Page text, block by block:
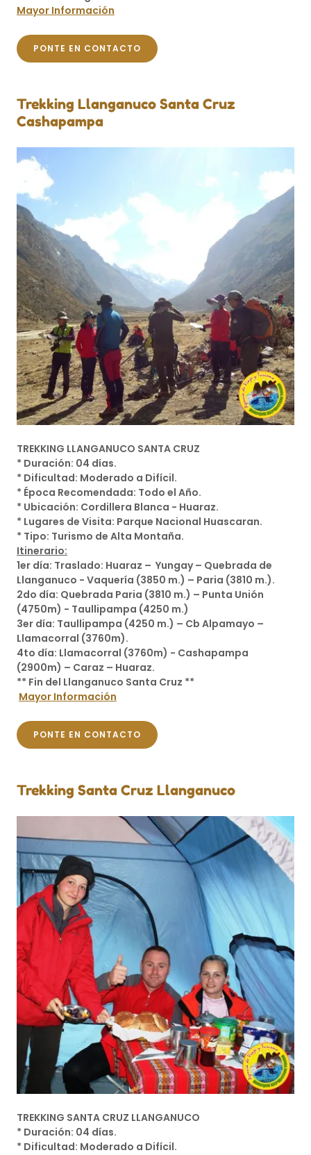
Mayor Información
PONTE EN CONTACTO
Trekking Llanganuco Santa Cruz
Cashapampa
TREKKING LLANGANUCO SANTA CRUZ
* Duración: 04 días.
* Dificultad: Moderado a Difícil.
* Época Recomendada: Todo el Año.
* Ubicación: Cordillera Blanca - Huaraz.
* Lugares de Visita: Parque Nacional Huascaran.
* Tipo: Turismo de Alta Montaña.
Itinerario:
1er día: Traslado: Huaraz – Yungay – Quebrada de
Llanganuco - Vaquería (3850 m.) – Paria (3810 m.).
2do día: Quebrada Paria (3810 m.) – Punta Unión
(4750m) - Taullipampa (4250 m.)
3er día: Taullipampa (4250 m.) – Cb Alpamayo –
Llamacorral (3760m).
4to día: Llamacorral (3760m) - Cashapampa
(2900m) – Caraz – Huaraz.
** Fin del Llanganuco Santa Cruz **
Mayor Información
PONTE EN CONTACTO
Trekking Santa Cruz Llanganuco
TREKKING SANTA CRUZ LLANGANUCO
* Duración: 04 días.
* Dificultad: Moderado a Difícil.